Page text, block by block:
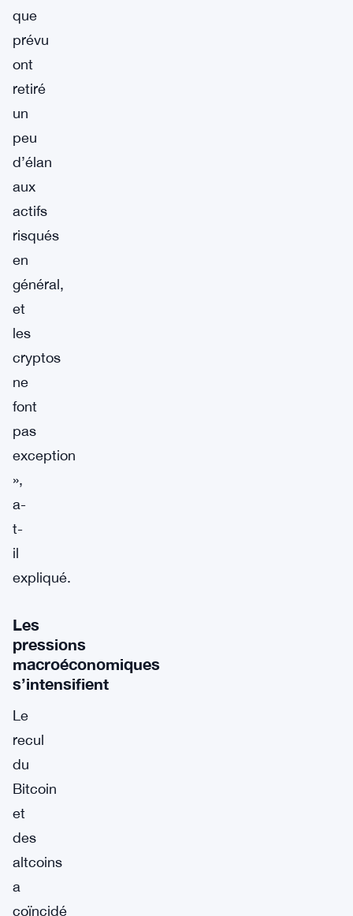
que
prévu
ont
retiré
un
peu
d’élan
aux
actifs
risqués
en
général,
et
les
cryptos
ne
font
pas
exception
»,
a-
t-
il
expliqué.
Les
pressions
macroéconomiques
s’intensifient
Le
recul
du
Bitcoin
et
des
altcoins
a
coïncidé